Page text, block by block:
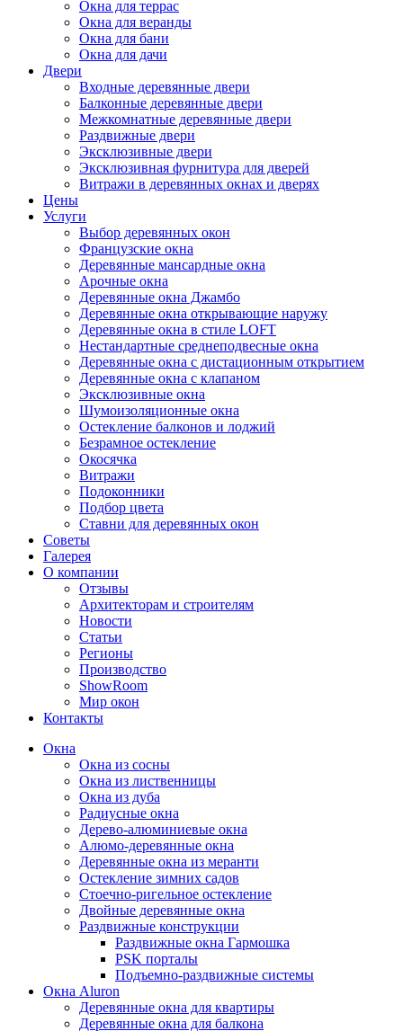
Окна для террас
Окна для веранды
Окна для бани
Окна для дачи
Двери
Входные деревянные двери
Балконные деревянные двери
Межкомнатные деревянные двери
Раздвижные двери
Эксклюзивные двери
Эксклюзивная фурнитура для дверей
Витражи в деревянных окнах и дверях
Цены
Услуги
Выбор деревянных окон
Французские окна
Деревянные мансардные окна
Арочные окна
Деревянные окна Джамбо
Деревянные окна открывающие наружу
Деревянные окна в стиле LOFT
Нестандартные среднеподвесные окна
Деревянные окна с дистационным открытием
Деревянные окна с клапаном
Эксклюзивные окна
Шумоизоляционные окна
Остекление балконов и лоджий
Безрамное остекление
Окосячка
Витражи
Подоконники
Подбор цвета
Ставни для деревянных окон
Советы
Галерея
О компании
Отзывы
Архитекторам и строителям
Новости
Статьи
Регионы
Производство
ShowRoom
Мир окон
Контакты
Окна
Окна из сосны
Окна из лиственницы
Окна из дуба
Радиусные окна
Дерево-алюминиевые окна
Алюмо-деревянные окна
Деревянные окна из меранти
Остекление зимних садов
Стоечно-ригельное остекление
Двойные деревянные окна
Раздвижные конструкции
Раздвижные окна Гармошка
PSK порталы
Подъемно-раздвижные системы
Окна Aluron
Деревянные окна для квартиры
Деревянные окна для балкона